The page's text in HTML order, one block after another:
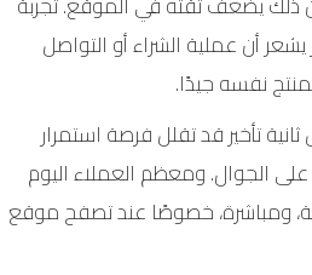
أن عملية الشراء أو التواصل
نفسه جيدًا.
تأخير قد تقلل فرصة استمرار
الجوال. ومعظم العملاء اليوم
ومباشرة، خصوصًا عند تصفح موقع